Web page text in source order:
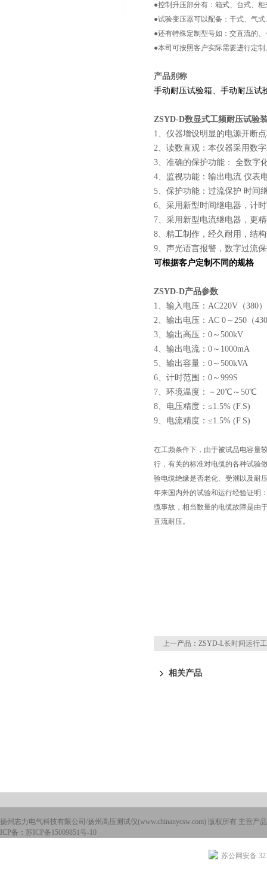
●控制升压部分有：箱式、台式、柜
●试验变压器可以配备：干式、气
●还有特殊定制型号如：交直流的
●本司可按照客户实际需要进行定制
产品别称
手动耐压试验箱、手动耐压试
ZSYD-D数显式工频耐压试验
1、仪器增设明显的电源开断
2、读数直观：本仪器采用数
3、准确的保护功能： 全数字
4、监视功能：输出电流 仪表
5、保护功能：过流保护 时间
6、采用新型时间继电器，计
7、采用新型电流继电器，更
8、精工制作，经久耐用，结
9、声光语言报警，数字过流
可根据客户定制不同的规格
ZSYD-D产品参数
1、输入电压：AC220V（380
2、输出电压：AC 0～250（
3、输出高压：0～500kV
4、输出电流：0～1000mA
5、输出容量：0～500kVA
6、计时范围：0～999S
7、环境温度：－20℃～50℃
8、电压精度：≤1.5% (F.S)
9、电流精度：≤1.5% (F.S)
在工频条件下，由于被试品电容量
行，有关的标准对电缆的各种试验
验电缆绝缘是否老化、受潮以及耐
年来国内外的试验和运行经验证明
缆事故，相当数量的电缆故障是由
直流耐压。
上一产品： ZSYD-L长时间运行
相关产品
扬州志力电气科技有限公司/扬州高压测试仪(www.chinanycsw.com) 版权所有 主营产
ICP备： 苏ICP备15009851号-10
苏公网安备